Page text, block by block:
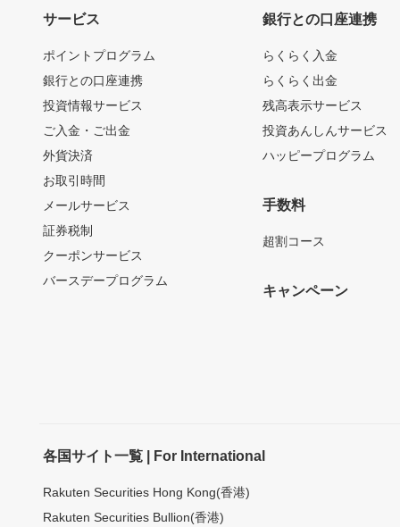
サービス
ポイントプログラム
銀行との口座連携
投資情報サービス
ご入金・ご出金
外貨決済
お取引時間
メールサービス
証券税制
クーポンサービス
バースデープログラム
銀行との口座連携
らくらく入金
らくらく出金
残高表示サービス
投資あんしんサービス
ハッピープログラム
手数料
超割コース
キャンペーン
各国サイト一覧 | For International
Rakuten Securities Hong Kong(香港)
Rakuten Securities Bullion(香港)